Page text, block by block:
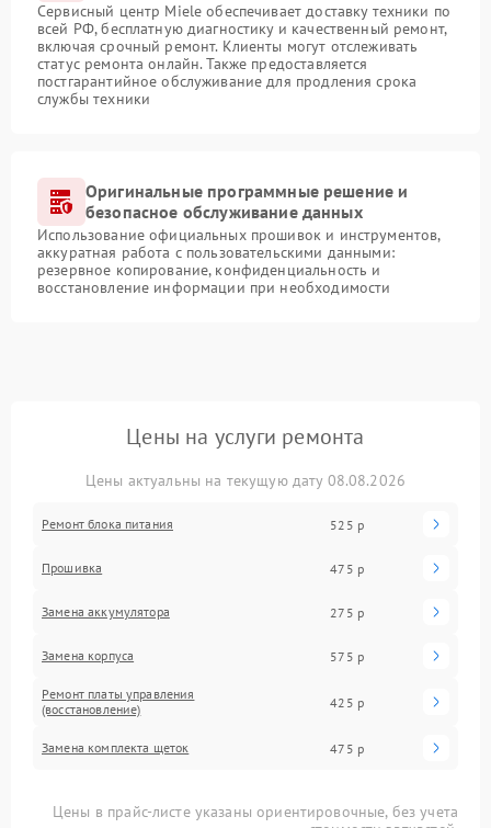
Сервисный центр Miele обеспечивает доставку техники по
всей РФ, бесплатную диагностику и качественный ремонт,
включая срочный ремонт. Клиенты могут отслеживать
статус ремонта онлайн. Также предоставляется
постгарантийное обслуживание для продления срока
службы техники
Оригинальные программные решение и
безопасное обслуживание данных
Использование официальных прошивок и инструментов,
аккуратная работа с пользовательскими данными:
резервное копирование, конфиденциальность и
восстановление информации при необходимости
Цены на услуги ремонта
Цены актуальны на текущую дату 08.08.2026
Ремонт блока питания 525 р
Прошивка 475 р
Замена аккумулятора 275 р
Замена корпуса 575 р
Ремонт платы управления
(восстановление)
425 р
Замена комплекта щеток 475 р
Цены в прайс-листе указаны ориентировочные, без учета